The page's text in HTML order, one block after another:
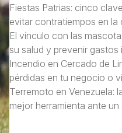
Fiestas Patrias: cinco
evitar contratiempos en la
El vínculo con las
su salud y prevenir gastos
Incendio en Cercado de
pérdidas en tu negocio o
Terremoto en Venezuela:
mejor herramienta ante un